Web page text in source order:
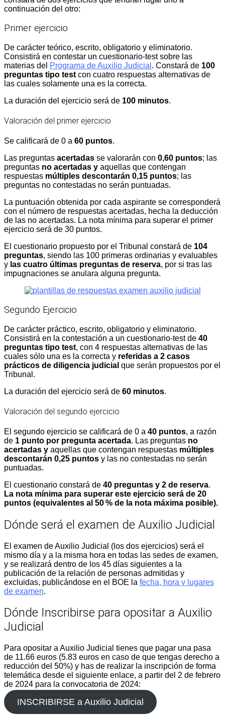
continuación del otro:
Primer ejercicio
De carácter teórico, escrito, obligatorio y eliminatorio.
Consistirá en contestar un cuestionario-test sobre las
materias del Programa de Auxilio Judicial . Constará de 100
preguntas tipo test con cuatro respuestas alternativas de
las cuales solamente una es la correcta.
La duración del ejercicio será de 100 minutos.
Valoración del primer ejercicio
Se calificará de 0 a 60 puntos.
Las preguntas acertadas se valorarán con 0,60 puntos; las
preguntas no acertadas y aquellas que contengan
respuestas múltiples descontarán 0,15 puntos; las
preguntas no contestadas no serán puntuadas.
La puntuación obtenida por cada aspirante se corresponderá
con el número de respuestas acertadas, hecha la deducción
de las no acertadas. La nota mínima para superar el primer
ejercicio será de 30 puntos.
El cuestionario propuesto por el Tribunal constará de 104
preguntas, siendo las 100 primeras ordinarias y evaluables
y las cuatro últimas preguntas de reserva, por si tras las
impugnaciones se anulara alguna pregunta.
Segundo Ejercicio
De carácter práctico, escrito, obligatorio y eliminatorio.
Consistirá en la contestación a un cuestionario-test de 40
preguntas tipo test, con 4 respuestas alternativas de las
cuales sólo una es la correcta y referidas a 2 casos
prácticos de diligencia judicial que serán propuestos por el
Tribunal.
La duración del ejercicio será de 60 minutos.
Valoración del segundo ejercicio
El segundo ejercicio se calificará de 0 a 40 puntos, a razón
de 1 punto por pregunta acertada. Las preguntas no
acertadas y aquellas que contengan respuestas múltiples
descontarán 0,25 puntos y las no contestadas no serán
puntuadas.
El cuestionario constará de 40 preguntas y 2 de reserva.
La nota mínima para superar este ejercicio será de 20
puntos (equivalentes al 50 % de la nota máxima posible).
Dónde será el examen de Auxilio Judicial
El examen de Auxilio Judicial (los dos ejercicios) será el
mismo día y a la misma hora en todas las sedes de examen,
y se realizará dentro de los 45 días siguientes a la
publicación de la relación de personas admitidas y
excluidas, publicándose en el BOE la fecha, hora y lugares
de examen.
Dónde Inscribirse para opositar a Auxilio
Judicial
Para opositar a Auxilio Judicial tienes que pagar una pasa
de 11.66 euros (5.83 euros en caso de que tengas derecho a
reducción del 50%) y has de realizar la inscripción de forma
telemática desde el siguiente enlace, a partir del 2 de febrero
de 2024 para la convocatoria de 2024:
INSCRIBIRSE a Auxilio Judicial